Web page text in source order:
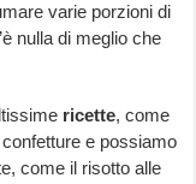
varie porzioni di
nulla di meglio che
ricette, come
e possiamo
come il risotto alle